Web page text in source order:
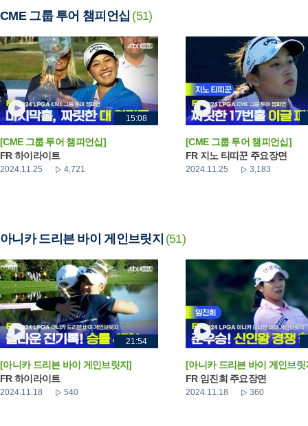
CME 그룹 투어 챔피언십 (51)
15:08
[CME 그룹 투어 챔피언십]
FR 하이라이트
2024.11.25 4,721
[CME 그룹 투어 챔피언십]
FR 지노 티띠꾼 주요장면
2024.11.25 3,183
아니카 드리븐 바이 게인브릿지 (51)
21:54
[아니카 드리븐 바이 게인브릿지]
FR 하이라이트
2024.11.18 540
[아니카 드리븐 바이 게인브릿
FR 임진희 주요장면
2024.11.18 360